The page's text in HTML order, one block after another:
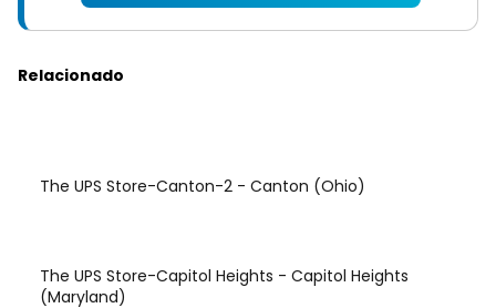
Relacionado
The UPS Store-Canton-2 - Canton (Ohio)
The UPS Store-Capitol Heights - Capitol Heights
(Maryland)